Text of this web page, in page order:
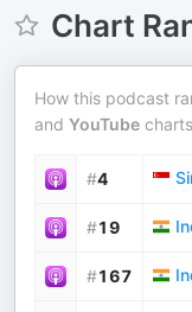
Chart
How this podcast
and YouTube
#4
#19
#167